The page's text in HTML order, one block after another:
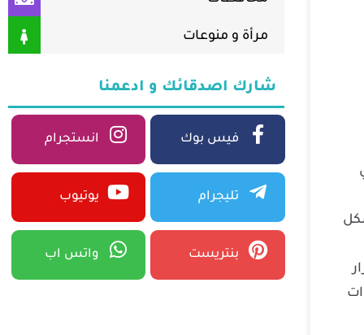
بشكل
مرأة و منوعات
شارك اصدقائك و ادعمنا
فيس بوك انستجرام
تليجرام يوتيوب
بنتريست واتس اب